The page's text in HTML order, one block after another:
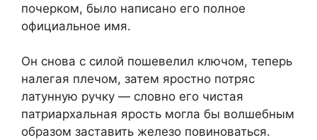
почерком, было написано его полное
официальное имя.
Он снова с силой пошевелил ключом, теперь
налегая плечом, затем яростно потряс
латунную ручку — словно его чистая
патриархальная ярость могла бы волшебным
образом заставить железо повиноваться.